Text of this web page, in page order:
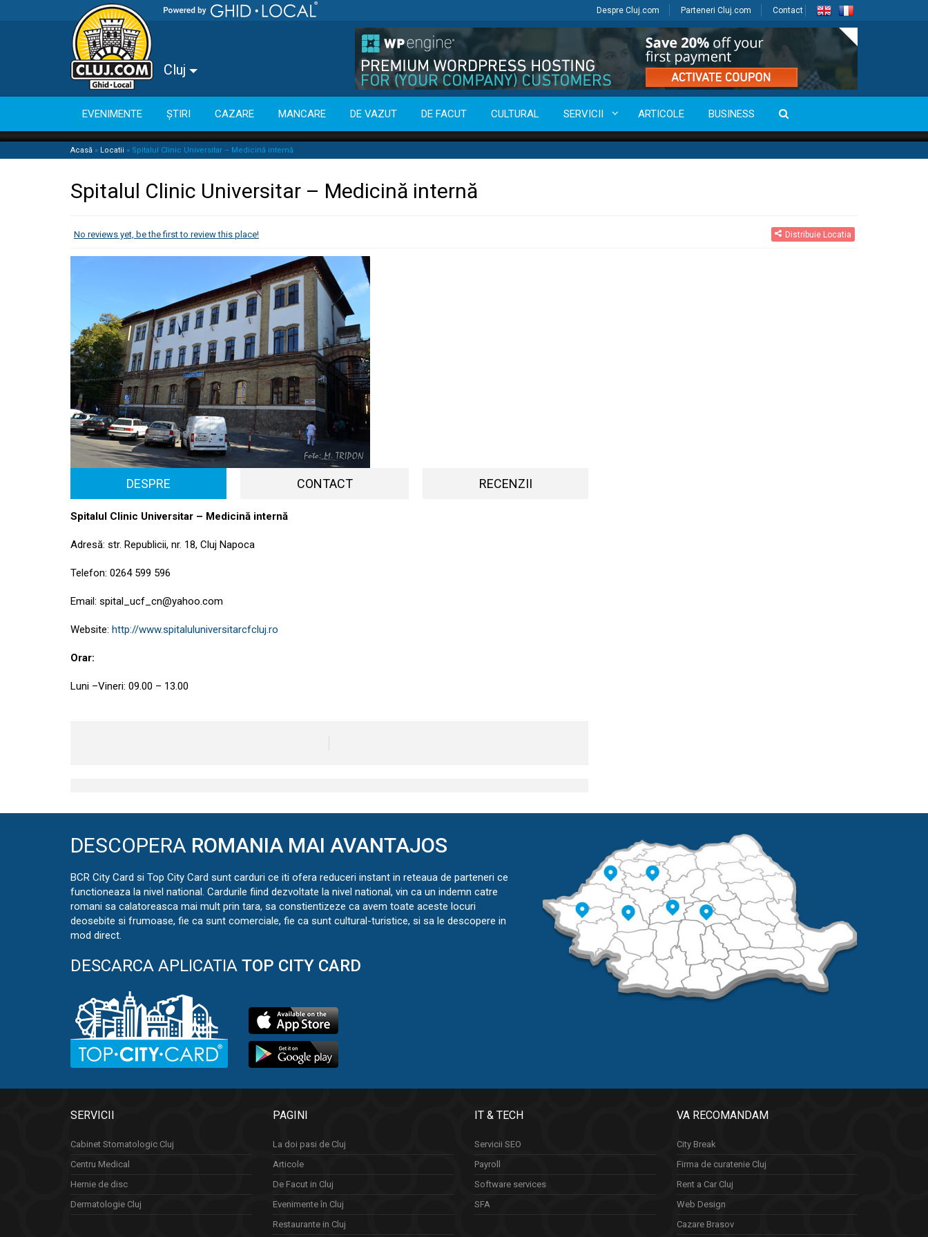
Despre Cluj.com Parteneri Cluj.com Contact
Cluj
EVENIMENTE ȘTIRI CAZARE MANCARE DE VAZUT DE FACUT CULTURAL SERVICII ARTICOLE BUSINESS
Acasă » Locatii » Spitalul Clinic Universitar – Medicină internă
Spitalul Clinic Universitar – Medicină internă
No reviews yet, be the first to review this place! Distribuie Locatia
DESPRE CONTACT RECENZII
Spitalul Clinic Universitar – Medicină internă
Adresă: str. Republicii, nr. 18, Cluj Napoca
Telefon: 0264 599 596
Email: spital_ucf_cn@yahoo.com
Website: http://www.spitaluluniversitarcfcluj.ro
Orar:
Luni –Vineri: 09.00 – 13.00
DESCOPERA ROMANIA MAI AVANTAJOS
BCR City Card si Top City Card sunt carduri ce iti ofera reduceri instant in reteaua de parteneri ce
functioneaza la nivel national. Cardurile fiind dezvoltate la nivel national, vin ca un indemn catre
romani sa calatoreasca mai mult prin tara, sa constientizeze ca avem toate aceste locuri
deosebite si frumoase, fie ca sunt comerciale, fie ca sunt cultural-turistice, si sa le descopere in
mod direct.
DESCARCA APLICATIA TOP CITY CARD
SERVICII
Cabinet Stomatologic Cluj
Centru Medical
Hernie de disc
Dermatologie Cluj
PAGINI
La doi pasi de Cluj
Articole
De Facut in Cluj
Evenimente în Cluj
Restaurante in Cluj
IT & TECH
Servicii SEO
Payroll
Software services
SFA
VA RECOMANDAM
City Break
Firma de curatenie Cluj
Rent a Car Cluj
Web Design
Cazare Brasov